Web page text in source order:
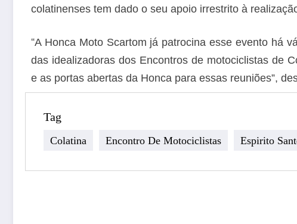
colatinenses tem dado o seu apoio irrestrito à
“A Honca Moto Scartom já patrocina esse evento há
das idealizadoras dos Encontros de motociclistas de
e as portas abertas da Honca para essas reuniões”,
Tag
Colatina Encontro De Motociclistas Espirito